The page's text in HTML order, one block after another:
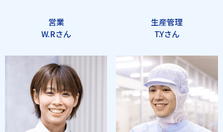
営業
W.Rさん
生産管理
T.Yさん